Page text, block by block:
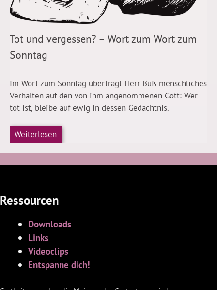
Tot und vergessen? – Wort zum Wort zum
Sonntag
Im Wort zum Sonntag überträgt Herr Buß menschliches
Verhalten auf den von ihm angenommenen Gott: Wer
tot ist, bleibe auf ewig in dessen Gedächtnis.
Weiterlesen
Ressourcen
Downloads
Links
Videoclips
Entspanne dich!